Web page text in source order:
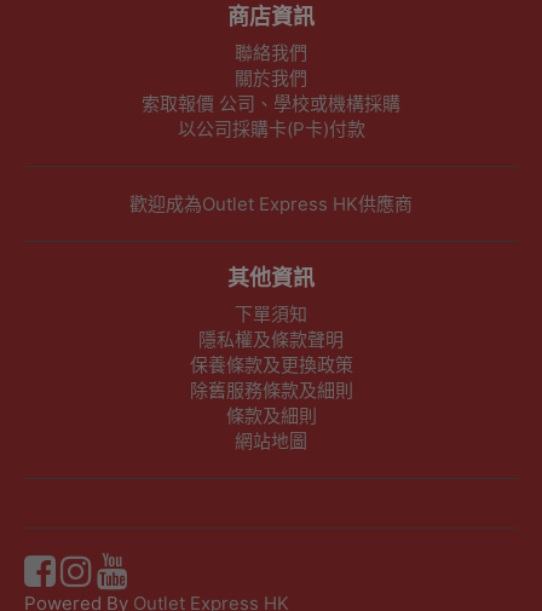
商店資訊
聯絡我們
關於我們
索取報價 公司、學校或機構採購
以公司採購卡(P卡)付款
歡迎成為Outlet Express HK供應商
其他資訊
下單須知
隱私權及條款聲明
保養條款及更換政策
除舊服務條款及細則
條款及細則
網站地圖
Powered By Outlet Express HK